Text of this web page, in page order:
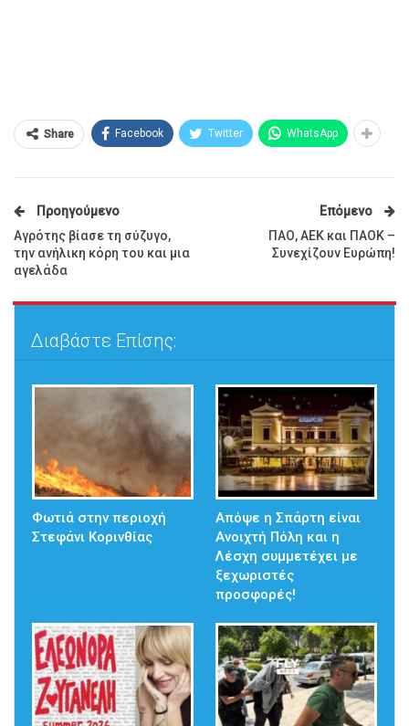
Share Facebook Twitter WhatsApp
Προηγούμενο
Αγρότης βίασε τη σύζυγο,
την ανήλικη κόρη του και μια
αγελάδα
Επόμενο
ΠΑΟ, ΑΕΚ και ΠΑΟΚ –
Συνεχίζουν Ευρώπη!
Διαβάστε Επίσης:
Φωτιά στην περιοχή
Στεφάνι Κορινθίας
Απόψε η Σπάρτη είναι
Ανοιχτή Πόλη και η
Λέσχη συμμετέχει με
ξεχωριστές
προσφορές!